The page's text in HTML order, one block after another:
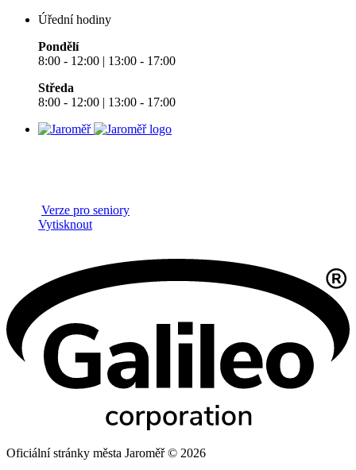
Úřední hodiny
Pondělí
8:00 - 12:00 | 13:00 - 17:00
Středa
8:00 - 12:00 | 13:00 - 17:00
Verze pro seniory
Vytisknout
Oficiální stránky města Jaroměř © 2026